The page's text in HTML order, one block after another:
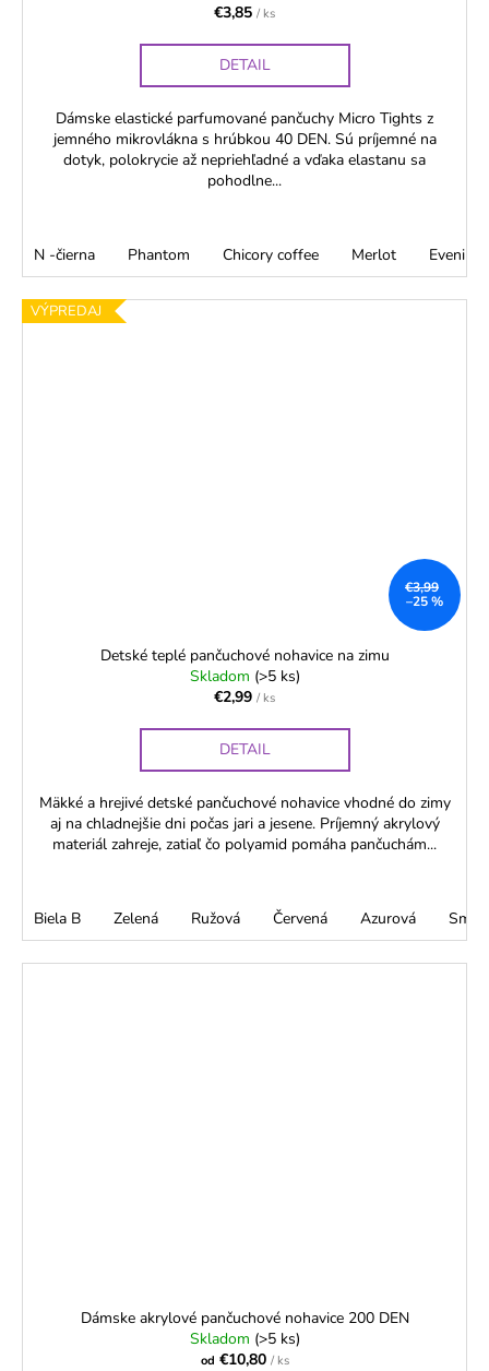
€3,85 / ks
DETAIL
Dámske elastické parfumované pančuchy Micro Tights z
jemného mikrovlákna s hrúbkou 40 DEN. Sú príjemné na
dotyk, polokrycie až nepriehľadné a vďaka elastanu sa
pohodlne...
N -čierna Phantom Chicory coffee Merlot Evening
VÝPREDAJ
€3,99
–25 %
Detské teplé pančuchové nohavice na zimu
Skladom (>5 ks)
€2,99 / ks
DETAIL
Mäkké a hrejivé detské pančuchové nohavice vhodné do zimy
aj na chladnejšie dni počas jari a jesene. Príjemný akrylový
materiál zahreje, zatiaľ čo polyamid pomáha pančuchám...
Biela B Zelená Ružová Červená Azurová
Dámske akrylové pančuchové nohavice 200 DEN
Skladom (>5 ks)
od €10,80 / ks